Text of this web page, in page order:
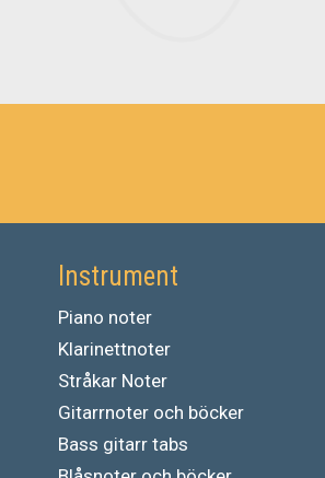
Instrument
Piano noter
Klarinettnoter
Stråkar Noter
Gitarrnoter och böcker
Bass gitarr tabs